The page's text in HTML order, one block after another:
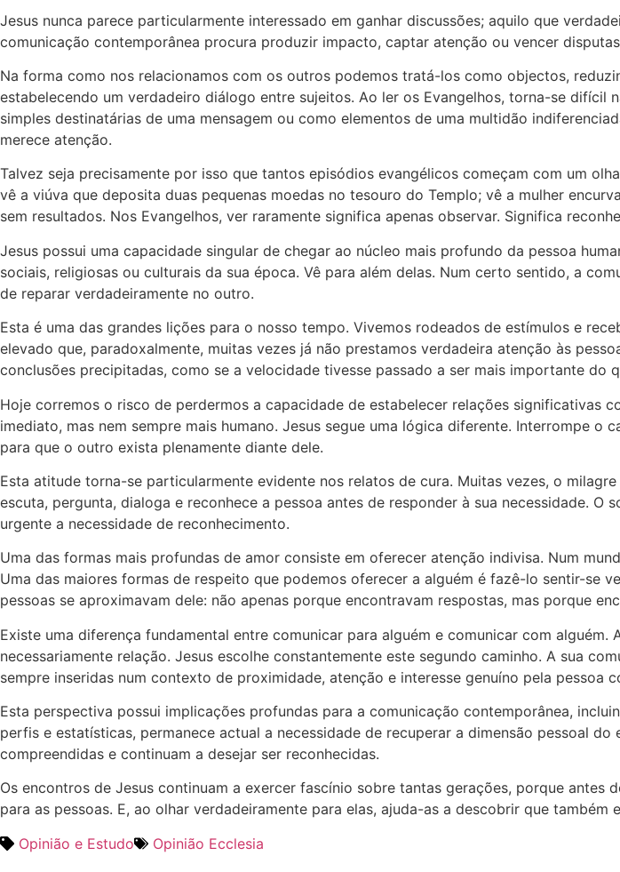
Jesus nunca parece particularmente interessado em ganhar discussões; aquilo que
comunicação contemporânea procura produzir impacto, captar atenção ou vencer
Na forma como nos relacionamos com os outros podemos tratá-los como objectos,
estabelecendo um verdadeiro diálogo entre sujeitos. Ao ler os Evangelhos, torna-se difícil
simples destinatárias de uma mensagem ou como elementos de uma multidão
merece atenção.
Talvez seja precisamente por isso que tantos episódios evangélicos começam com um
vê a viúva que deposita duas pequenas moedas no tesouro do Templo; vê a mulher
sem resultados. Nos Evangelhos, ver raramente significa apenas observar. Significa
Jesus possui uma capacidade singular de chegar ao núcleo mais profundo da pessoa
sociais, religiosas ou culturais da sua época. Vê para além delas. Num certo sentido, a
de reparar verdadeiramente no outro.
Esta é uma das grandes lições para o nosso tempo. Vivemos rodeados de estímulos e
elevado que, paradoxalmente, muitas vezes já não prestamos verdadeira atenção às
conclusões precipitadas, como se a velocidade tivesse passado a ser mais importante do
Hoje corremos o risco de perdermos a capacidade de estabelecer relações significativas
imediato, mas nem sempre mais humano. Jesus segue uma lógica diferente. Interrompe
para que o outro exista plenamente diante dele.
Esta atitude torna-se particularmente evidente nos relatos de cura. Muitas vezes, o
escuta, pergunta, dialoga e reconhece a pessoa antes de responder à sua necessidade.
urgente a necessidade de reconhecimento.
Uma das formas mais profundas de amor consiste em oferecer atenção indivisa. Num
Uma das maiores formas de respeito que podemos oferecer a alguém é fazê-lo sentir-se
pessoas se aproximavam dele: não apenas porque encontravam respostas, mas porque
Existe uma diferença fundamental entre comunicar para alguém e comunicar com
necessariamente relação. Jesus escolhe constantemente este segundo caminho. A sua
sempre inseridas num contexto de proximidade, atenção e interesse genuíno pela pessoa
Esta perspectiva possui implicações profundas para a comunicação contemporânea,
perfis e estatísticas, permanece actual a necessidade de recuperar a dimensão pessoal
compreendidas e continuam a desejar ser reconhecidas.
Os encontros de Jesus continuam a exercer fascínio sobre tantas gerações, porque
para as pessoas. E, ao olhar verdadeiramente para elas, ajuda-as a descobrir que também
Opinião e Estudo
Opinião Ecclesia